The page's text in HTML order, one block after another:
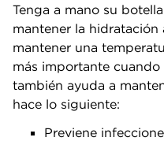
Tenga a mano su
mantener la hidratación
mantener una
más importante
también ayuda a
hace lo siguiente:
Previene